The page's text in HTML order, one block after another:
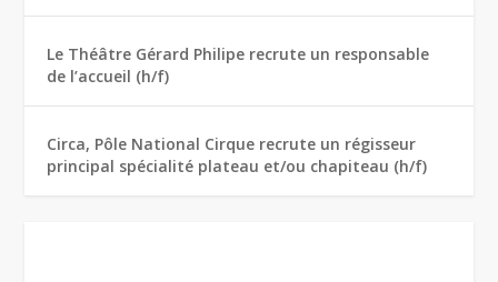
Le Théâtre Gérard Philipe recrute un responsable
de l’accueil (h/f)
Circa, Pôle National Cirque recrute un régisseur
principal spécialité plateau et/ou chapiteau (h/f)